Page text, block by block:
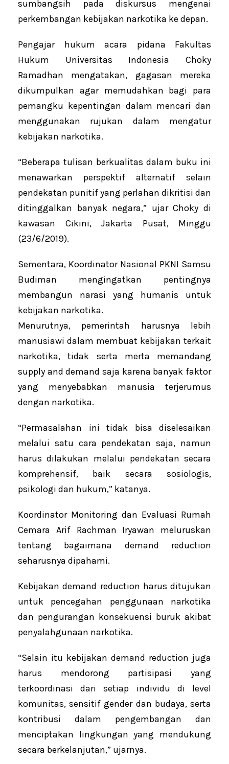
sumbangsih pada diskursus mengenai
perkembangan kebijakan narkotika ke depan.
Pengajar hukum acara pidana Fakultas
Hukum Universitas Indonesia Choky
Ramadhan mengatakan, gagasan mereka
dikumpulkan agar memudahkan bagi para
pemangku kepentingan dalam mencari dan
menggunakan rujukan dalam mengatur
kebijakan narkotika.
“Beberapa tulisan berkualitas dalam buku ini
menawarkan perspektif alternatif selain
pendekatan punitif yang perlahan dikritisi dan
ditinggalkan banyak negara,” ujar Choky di
kawasan Cikini, Jakarta Pusat, Minggu
(23/6/2019).
Sementara, Koordinator Nasional PKNI Samsu
Budiman mengingatkan pentingnya
membangun narasi yang humanis untuk
kebijakan narkotika.
Menurutnya, pemerintah harusnya lebih
manusiawi dalam membuat kebijakan terkait
narkotika, tidak serta merta memandang
supply and demand saja karena banyak faktor
yang menyebabkan manusia terjerumus
dengan narkotika.
“Permasalahan ini tidak bisa diselesaikan
melalui satu cara pendekatan saja, namun
harus dilakukan melalui pendekatan secara
komprehensif, baik secara sosiologis,
psikologi dan hukum,” katanya.
Koordinator Monitoring dan Evaluasi Rumah
Cemara Arif Rachman Iryawan meluruskan
tentang bagaimana demand reduction
seharusnya dipahami.
Kebijakan demand reduction harus ditujukan
untuk pencegahan penggunaan narkotika
dan pengurangan konsekuensi buruk akibat
penyalahgunaan narkotika.
“Selain itu kebijakan demand reduction juga
harus mendorong partisipasi yang
terkoordinasi dari setiap individu di level
komunitas, sensitif gender dan budaya, serta
kontribusi dalam pengembangan dan
menciptakan lingkungan yang mendukung
secara berkelanjutan,” ujarnya.